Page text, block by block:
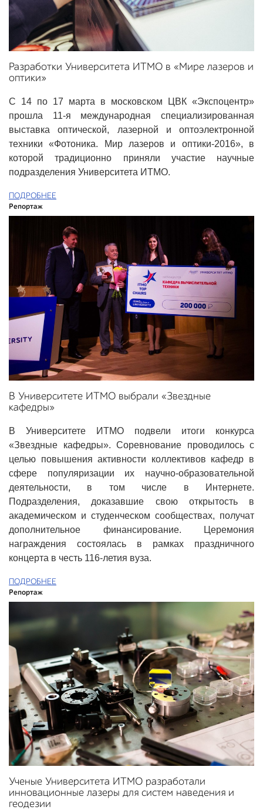
Разработки Университета ИТМО в «Мире лазеров и
оптики»
С 14 по 17 марта в московском ЦВК «Экспоцентр»
прошла 11-я международная специализированная
выставка оптической, лазерной и оптоэлектронной
техники «Фотоника. Мир лазеров и оптики-2016», в
которой традиционно приняли участие научные
подразделения Университета ИТМО.
ПОДРОБНЕЕ
Репортаж
В Университете ИТМО выбрали «Звездные
кафедры»
В Университете ИТМО подвели итоги конкурса
«Звездные кафедры». Соревнование проводилось с
целью повышения активности коллективов кафедр в
сфере популяризации их научно-образовательной
деятельности, в том числе в Интернете.
Подразделения, доказавшие свою открытость в
академическом и студенческом сообществах, получат
дополнительное финансирование. Церемония
награждения состоялась в рамках праздничного
концерта в честь 116-летия вуза.
ПОДРОБНЕЕ
Репортаж
Ученые Университета ИТМО разработали
инновационные лазеры для систем наведения и
геодезии